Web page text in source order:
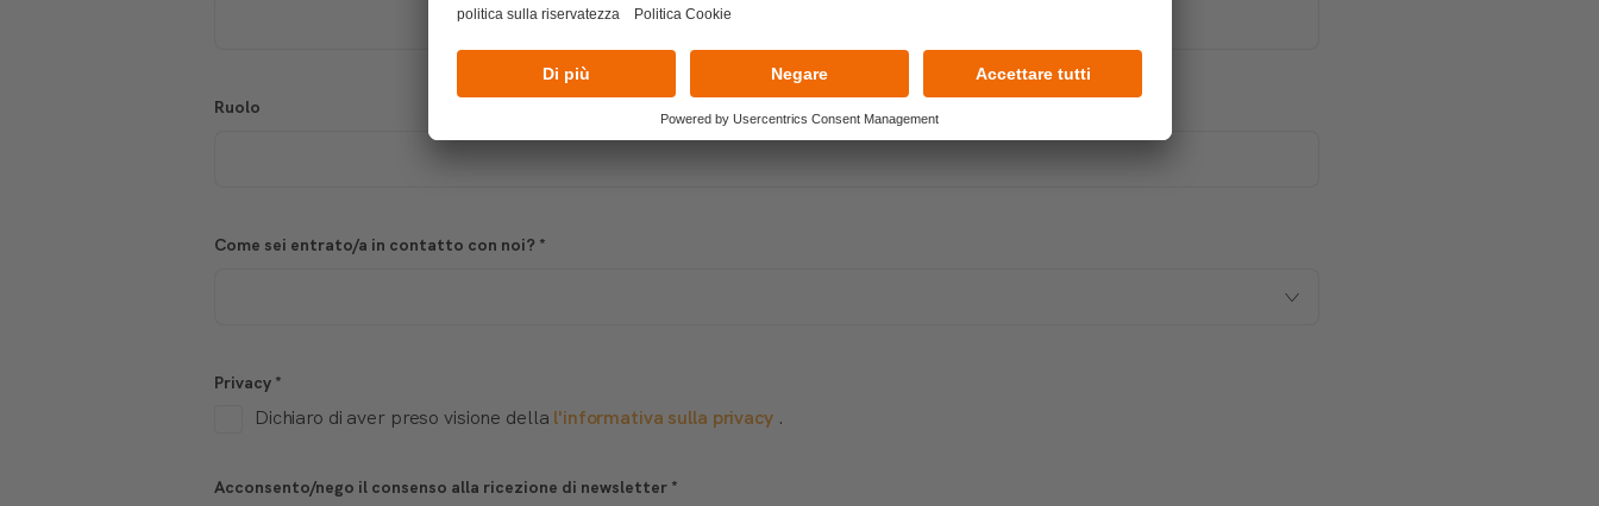
Ruolo
Come sei entrato/a in contatto con noi? *
Privacy *
Dichiaro di aver preso visione della l'informativa sulla privacy .
Acconsento/nego il consenso alla ricezione di newsletter *